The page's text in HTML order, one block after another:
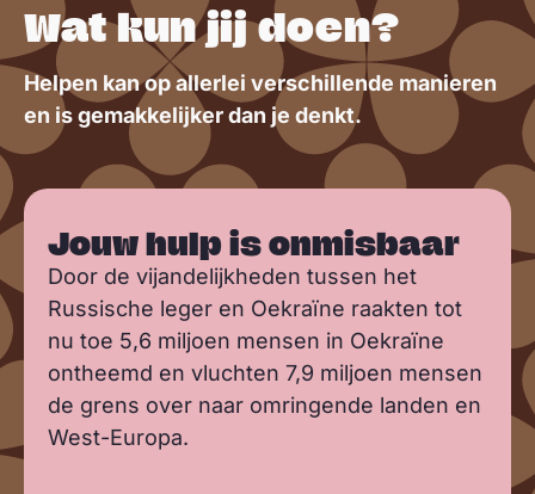
Wat kun jij doen?
Helpen kan op allerlei verschillende manieren
en is gemakkelijker dan je denkt.
Jouw hulp is onmisbaar
Door de vijandelijkheden tussen het
Russische leger en Oekraïne raakten tot
nu toe 5,6 miljoen mensen in Oekraïne
ontheemd en vluchten 7,9 miljoen mensen
de grens over naar omringende landen en
West-Europa.